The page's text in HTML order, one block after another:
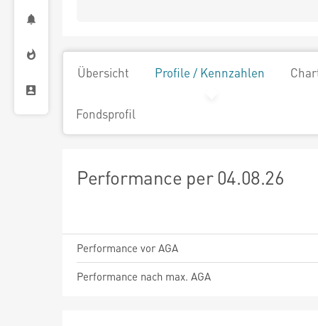
Übersicht Profile / Kennzahlen
Fondsprofil
Performance per 04.08.26
Performance vor AGA
Performance nach max. AGA